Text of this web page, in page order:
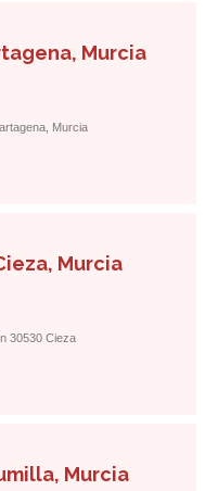
Murcia
Murcia
Murcia
30530 Cieza
Murcia